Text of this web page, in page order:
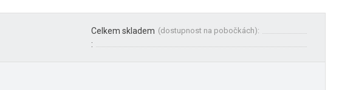
Celkem skladem (dostupnost na pobočkách):
: